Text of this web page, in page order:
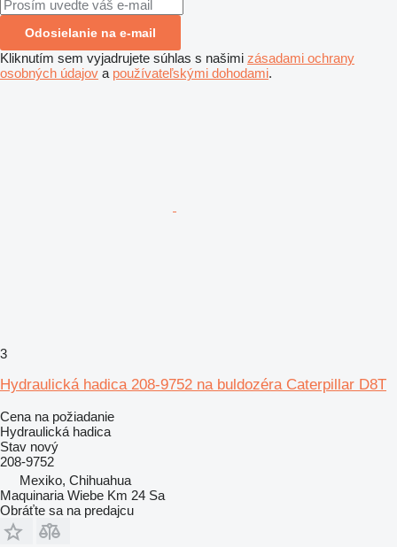
Odosielanie na e-mail
Kliknutím sem vyjadrujete súhlas s našimi zásadami ochrany
osobných údajov a používateľskými dohodami.
3
Hydraulická hadica 208-9752 na buldozéra Caterpillar D8T
Cena na požiadanie
Hydraulická hadica
Stav nový
208-9752
Mexiko, Chihuahua
Maquinaria Wiebe Km 24 Sa
Obráťte sa na predajcu